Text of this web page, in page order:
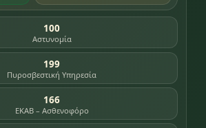
100
Αστυνομία
199
Πυροσβεστική Υπηρεσία
166
ΕΚΑΒ – Ασθενοφόρο